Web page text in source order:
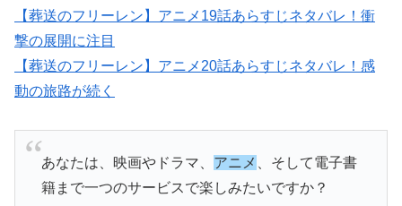
【葬送のフリーレン】アニメ19話あらすじネタバレ！衝
撃の展開に注目
【葬送のフリーレン】アニメ20話あらすじネタバレ！感
動の旅路が続く
あなたは、映画やドラマ、 アニメ
、そして電子書
籍まで一つのサービスで楽しみたいですか？